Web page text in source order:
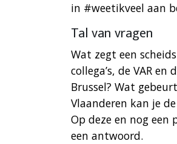
in #weetikveel aan
Tal van vragen
Wat zegt een
collega’s, de VAR
Brussel? Wat
Vlaanderen kan je
Op deze en nog een
een antwoord.